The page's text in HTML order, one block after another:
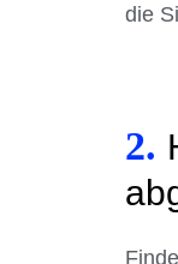
die
2.